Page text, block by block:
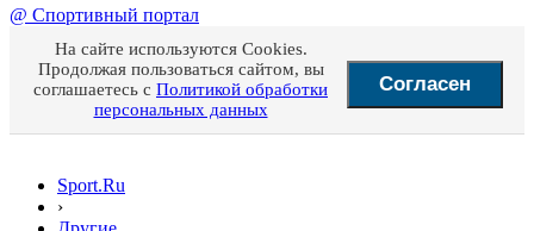
@ Спортивный портал
На сайте используются Cookies.
Продолжая пользоваться сайтом, вы
соглашаетесь с Политикой обработки
персональных данных
Согласен
Sport.Ru
›